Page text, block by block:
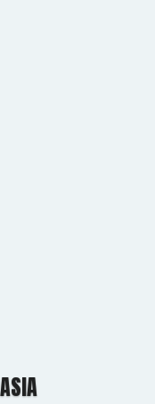
ASIA